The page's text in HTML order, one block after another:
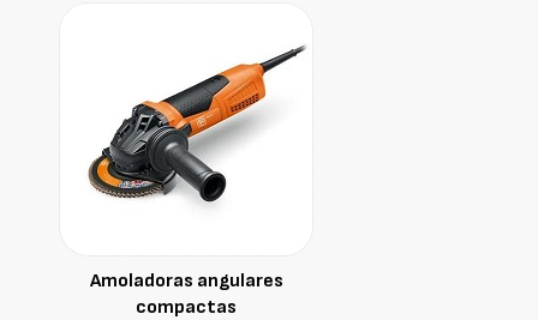
Amoladoras angulares
compactas